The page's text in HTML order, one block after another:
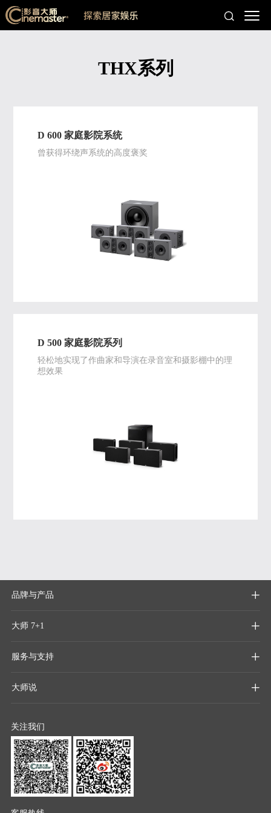
THX系列
D 600 家庭影院系统
曾获得环绕声系统的高度褒奖
D 500 家庭影院系列
轻松地实现了作曲家和导演在录音室和摄影棚中的理
想效果
品牌与产品 
大师 7+1 
服务与支持 
大师说 
关注我们